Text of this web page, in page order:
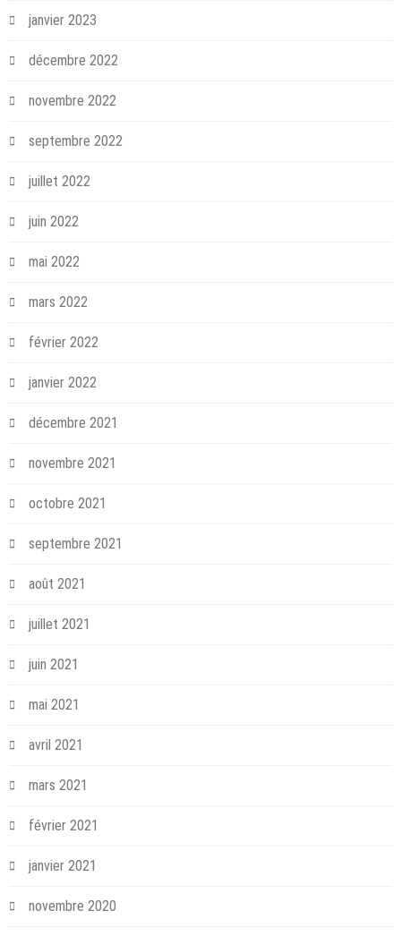
janvier 2023
décembre 2022
novembre 2022
septembre 2022
juillet 2022
juin 2022
mai 2022
mars 2022
février 2022
janvier 2022
décembre 2021
novembre 2021
octobre 2021
septembre 2021
août 2021
juillet 2021
juin 2021
mai 2021
avril 2021
mars 2021
février 2021
janvier 2021
novembre 2020